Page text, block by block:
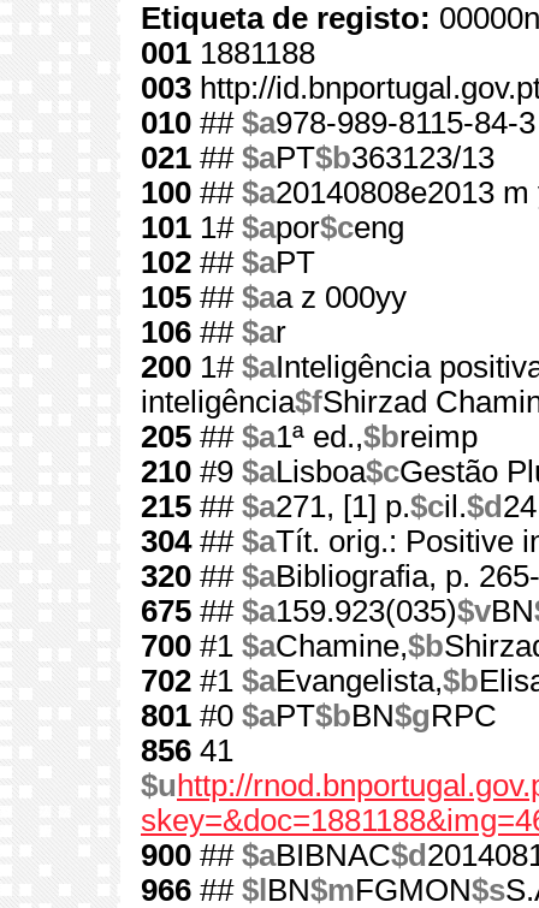
Etiqueta de registo:
001 1881188
003 http://
010 ## $a978-989-8115-84-3
021 ## $aPT$b363123/13
100 ## $a20140808e2013
101 1# $apor$ceng
102 ## $aPT
105 ## $aa z 000yy
106 ## $ar
200 1# $aInteligência
inteligência$fShirzad
205 ## $a1ª ed.,$breimp
210 #9 $aLisboa$cGestão
215 ## $a271, [1] p.$cil.$d
304## $aTít. orig.: Positive
320 ## $aBibliografia, p.
675 ## $a159.923(035)$vBN
700 #1 $aChamine,$b
702 #1 $aEvangelista,$b
801 #0 $aPT$bBN$gRPC
856 41
$u http://
900 ## $aBIBNAC$d
966 ## $l BN$mFGMON$s